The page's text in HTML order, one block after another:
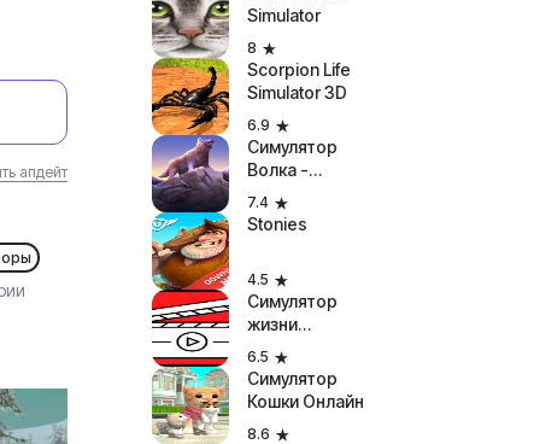
апдейт
Simulator
8
Scorpion Life
Simulator 3D
6.9
Симулятор
Волка -
Эволюция
Диких
7.4
Stonies
4.5
Симулятор
жизни
Ютубера
6.5
Симулятор
Кошки Онлайн
8.6